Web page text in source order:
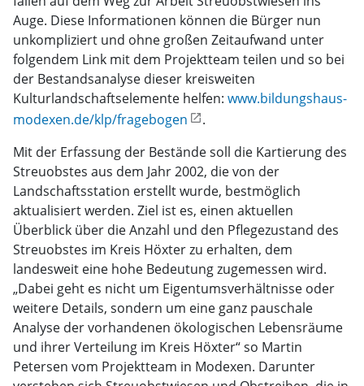
Auge. Diese Informationen können die Bürger nun
unkompliziert und ohne großen Zeitaufwand unter
folgendem Link mit dem Projektteam teilen und so bei
der Bestandsanalyse dieser kreisweiten
Kulturlandschaftselemente helfen: www.bildungshaus-
modexen.de/klp/fragebogen
.
Mit der Erfassung der Bestände soll die Kartierung des
Streuobstes aus dem Jahr 2002, die von der
Landschaftsstation erstellt wurde, bestmöglich
aktualisiert werden. Ziel ist es, einen aktuellen
Überblick über die Anzahl und den Pflegezustand des
Streuobstes im Kreis Höxter zu erhalten, dem
landesweit eine hohe Bedeutung zugemessen wird.
„Dabei geht es nicht um Eigentumsverhältnisse oder
weitere Details, sondern um eine ganz pauschale
Analyse der vorhandenen ökologischen Lebensräume
und ihrer Verteilung im Kreis Höxter“ so Martin
Petersen vom Projektteam in Modexen. Darunter